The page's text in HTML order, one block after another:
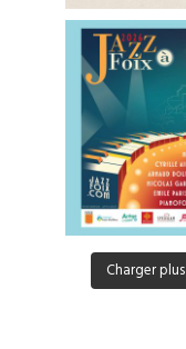
Charger plus